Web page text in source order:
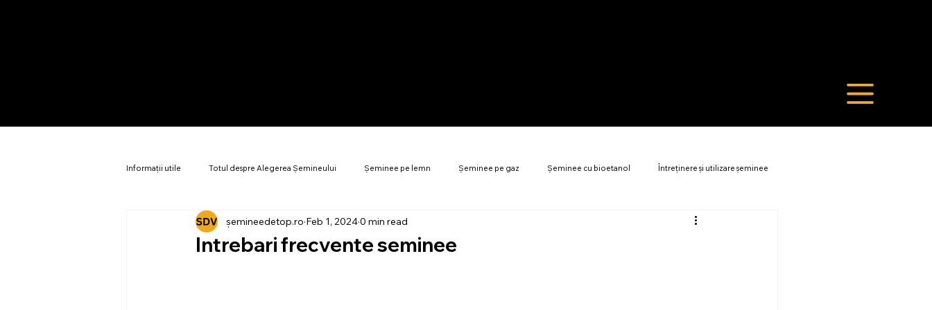
Informații utile Totul despre Alegerea Șemineului Șeminee pe lemn Șeminee pe gaz Șeminee cu bioetanol Întreținere și utilizare șeminee
Design și proiectare șeminee Eficiență energetică șeminee
Intrebari frecvente seminee
șemineedetop.ro Feb 1, 20240 min read